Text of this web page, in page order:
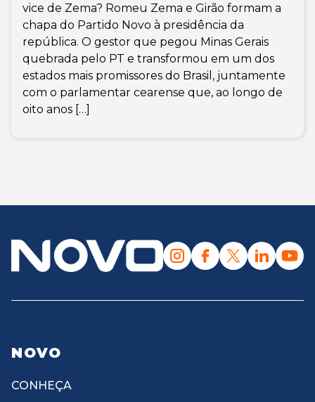
vice de Zema? Romeu Zema e Girão formam a
chapa do Partido Novo à presidência da
república. O gestor que pegou Minas Gerais
quebrada pelo PT e transformou em um dos
estados mais promissores do Brasil, juntamente
com o parlamentar cearense que, ao longo de
oito anos […]
NOVO
CONHEÇA